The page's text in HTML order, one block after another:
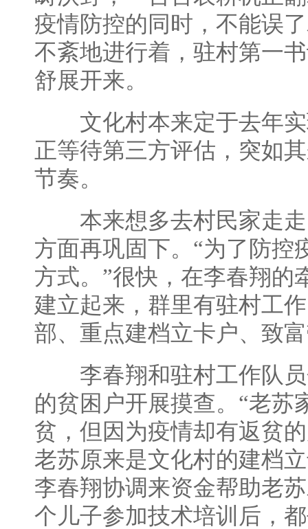
疫情防控的同时，不能误
不紊地进行着，驻村第一
舒展开来。
文化村本来定于去年实
正等待第三方评估，突如
节奏。
本来想多去村民家走走
方面再巩固下。“为了防控
方式。”很快，在李春翔的
建立起来，群里有驻村工
部、重点建档立卡户、致
李春翔和驻村工作队员
的贫困户开展摸查。“老苏
贫，但因为疫情却有返贫
老苏原来是文化村的建档
李春翔协调来资金帮助老
个儿子参加技术培训后，